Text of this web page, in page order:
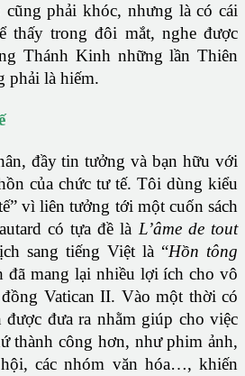
phải khóc, nhưng là có cái
thấy trong đôi mắt, nghe được
Thánh Kinh những lần Thiên
phải là hiếm.
đầy tin tưởng và bạn hữu với
của chức tư tế. Tôi dùng kiểu
vì liên tưởng tới một cuốn sách
có tựa đề là L’âme de tout
sang tiếng Việt là “Hồn tông
đã mang lại nhiều lợi ích cho vô
Vatican II. Vào một thời có
đưa ra nhằm giúp cho việc
thành công hơn, như phim ảnh,
các nhóm văn hóa…, khiến